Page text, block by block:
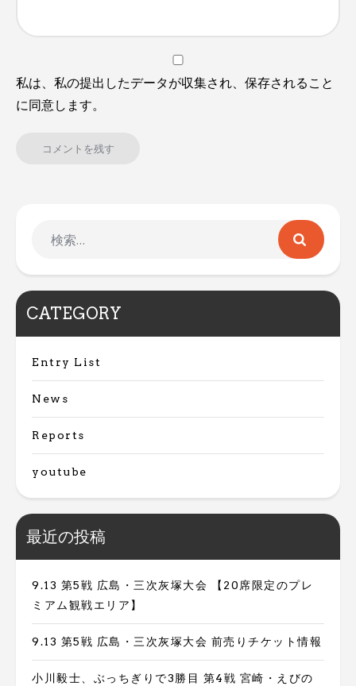
私は、私の提出したデータが収集され、保存されること
に同意します。
CATEGORY
Entry List
News
Reports
youtube
最近の投稿
9.13 第5戦 広島・三次灰塚大会 【20席限定のプレ
ミアム観戦エリア】
9.13 第5戦 広島・三次灰塚大会 前売りチケット情報
小川毅士、ぶっちぎりで3勝目 第4戦 宮崎・えびの